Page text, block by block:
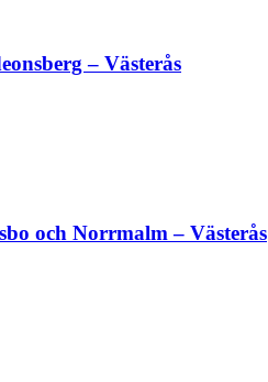
– Västerås
och Norrmalm – Västerås